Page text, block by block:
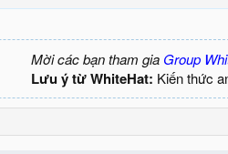
Mời các bạn tham gia Group
Lưu ý từ WhiteHat: Kiến thức